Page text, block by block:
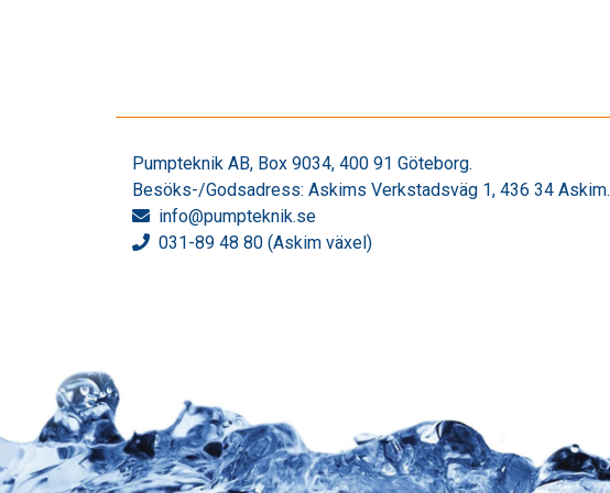
Pumpteknik AB, Box 9034, 400 91 Göteborg.
Besöks-/Godsadress: Askims Verkstadsväg 1, 436 34 Askim.
info@pumpteknik.se
031-89 48 80 (Askim växel)